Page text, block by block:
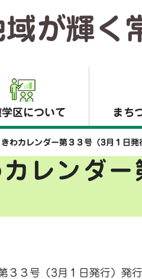
域が輝く
学区について まち
きわカレンダー第３３号（3月１日発
レンダ
３３号（3月１日発行）発行